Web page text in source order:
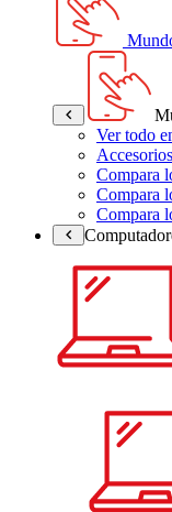
Ver todo
Compara
Compara
Compara